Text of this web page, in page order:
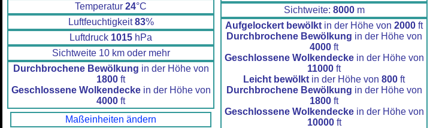
Temperatur 24°C
Luftfeuchtigkeit83%
Luftdruck 1015 hPa
Sichtweite 10 km oder mehr
Durchbrochene Bewölkung in der Höhe von
1800 ft
Geschlossene Wolkendeckein der Höhe von
4000 ft
Maßeinheiten ändern
Sichtweite: 8000m
Aufgelockert bewölkt in der Höhe von 2000 ft
Durchbrochene Bewölkung in der Höhe von
4000 ft
Geschlossene Wolkendeckein der Höhe von
11000 ft
Leicht bewölkt in der Höhe von 800 ft
Durchbrochene Bewölkung in der Höhe von
1800 ft
Geschlossene Wolkendeckein der Höhe von
10000ft